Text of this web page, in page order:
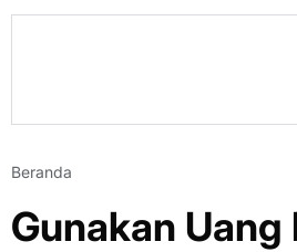
Beranda
Gunakan